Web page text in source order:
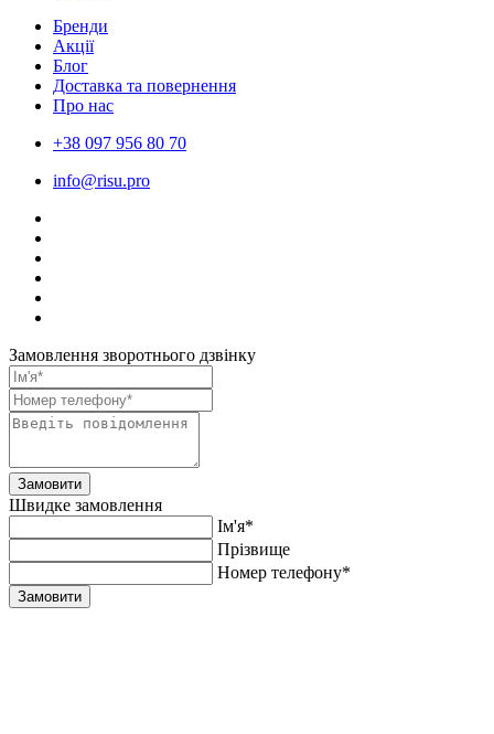
Бренди
Акції
Блог
Доставка та повернення
Про нас
+38 097 956 80 70
info@risu.pro
Замовлення зворотнього дзвінку
Замовити
Швидке замовлення
Ім'я*
Прiзвище
Номер телефону*